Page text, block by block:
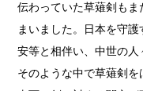
伝わっていた草薙剣も
まいました。日本を守
安等と相伴い、中世の人
そのような中で草薙剣